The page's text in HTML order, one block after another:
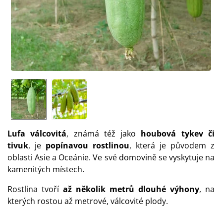
Lufa válcovitá, známá též jako houbová tykev či
tivuk, je popínavou rostlinou, která je původem z
oblasti Asie a Oceánie. Ve své domovině se vyskytuje na
kamenitých místech.
Rostlina tvoří až několik metrů dlouhé výhony, na
kterých rostou až metrové, válcovité plody.